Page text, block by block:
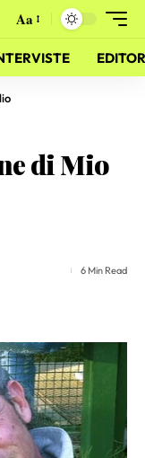
Aa
di Mio
6 Min Read